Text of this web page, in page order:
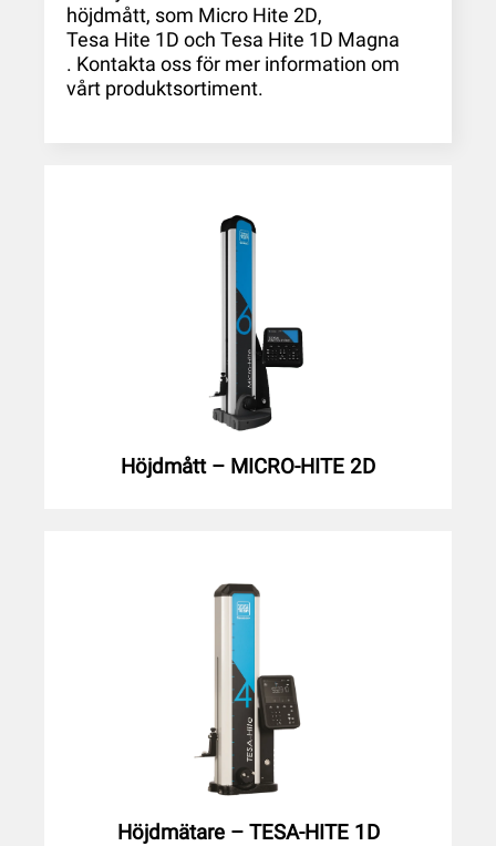
höjdmått, som Micro Hite 2D,
Tesa Hite 1D och Tesa Hite 1D Magna
. Kontakta oss för mer information om
vårt produktsortiment.
Höjdmått – MICRO-HITE 2D
Höjdmätare – TESA-HITE 1D